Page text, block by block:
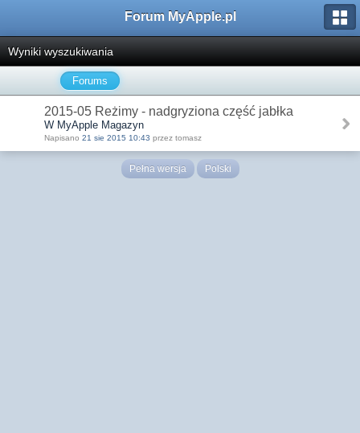
Forum MyApple.pl
Wyniki wyszukiwania
Forums
2015-05 Reżimy - nadgryziona część jabłka
W MyApple Magazyn
Napisano 21 sie 2015 10:43 przez tomasz
Pełna wersja Polski